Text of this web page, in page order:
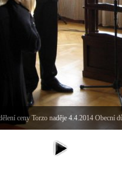
ceny Torzo naděje 4.4.2014 Obecní